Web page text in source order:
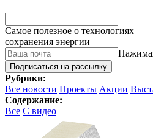
Самое полезное о технологиях
сохранения энергии
Подписаться на рассылку
Рубрики:
Все новости Проекты Акции
Содержание:
Все С видео